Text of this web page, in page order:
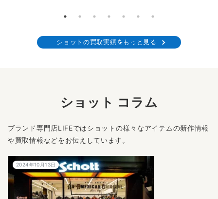
ショットの買取実績をもっと見る
ショット コラム
ブランド専門店LIFEではショットの様々なアイテムの新作情報
や買取情報などをお伝えしています。
2024年10月13日